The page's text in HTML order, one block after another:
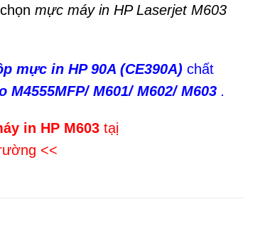
mực máy in HP Laserjet M603
mực in HP 90A (CE390A) chất
M4555MFP/ M601/ M602/ M603 .
in HP M603 tạị
<<